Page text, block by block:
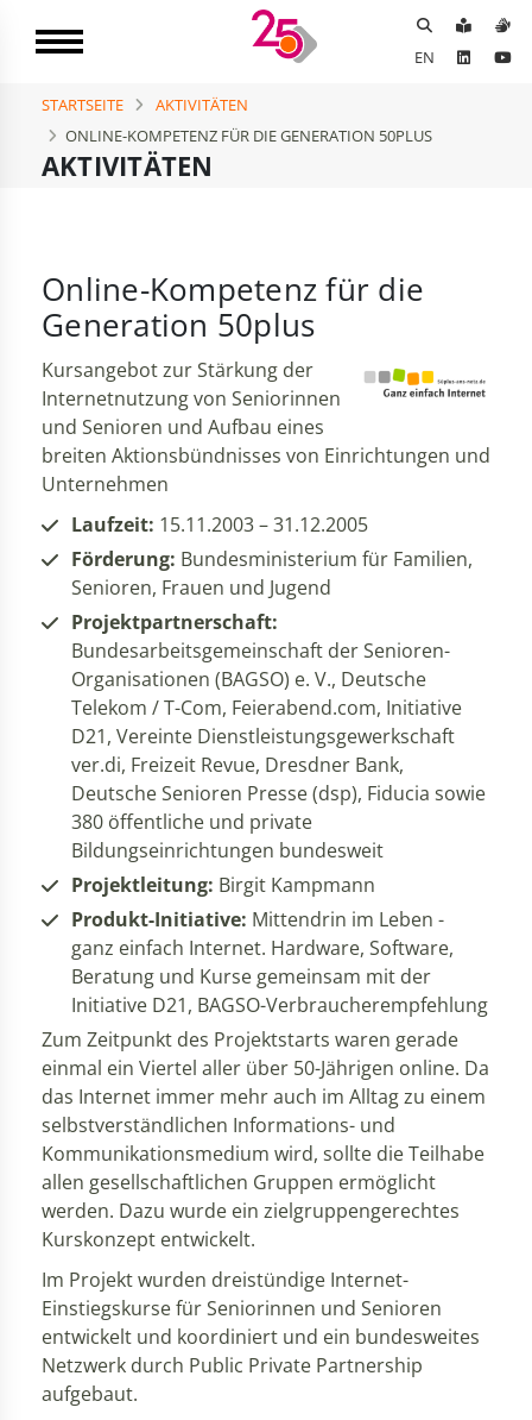
EN
AKTIVITÄTEN
STARTSEITE
AKTIVITÄTEN
ONLINE-KOMPETENZ FÜR DIE GENERATION 50PLUS
Online-Kompetenz für die
Generation 50plus
Kursangebot zur Stärkung der
Internetnutzung von Seniorinnen
und Senioren und Aufbau eines
breiten Aktionsbündnisses von Einrichtungen und
Unternehmen
Laufzeit: 15.11.2003 – 31.12.2005
Förderung: Bundesministerium für Familien,
Senioren, Frauen und Jugend
Projektpartnerschaft:
Bundesarbeitsgemeinschaft der Senioren-
Organisationen (BAGSO) e. V., Deutsche
Telekom / T-Com, Feierabend.com, Initiative
D21, Vereinte Dienstleistungsgewerkschaft
ver.di, Freizeit Revue, Dresdner Bank,
Deutsche Senioren Presse (dsp), Fiducia sowie
380 öffentliche und private
Bildungseinrichtungen bundesweit
Projektleitung: Birgit Kampmann
Produkt-Initiative: Mittendrin im Leben -
ganz einfach Internet. Hardware, Software,
Beratung und Kurse gemeinsam mit der
Initiative D21, BAGSO-Verbraucherempfehlung
Zum Zeitpunkt des Projektstarts waren gerade
einmal ein Viertel aller über 50-Jährigen online. Da
das Internet immer mehr auch im Alltag zu einem
selbstverständlichen Informations- und
Kommunikationsmedium wird, sollte die Teilhabe
allen gesellschaftlichen Gruppen ermöglicht
werden. Dazu wurde ein zielgruppengerechtes
Kurskonzept entwickelt.
Im Projekt wurden dreistündige Internet-
Einstiegskurse für Seniorinnen und Senioren
entwickelt und koordiniert und ein bundesweites
Netzwerk durch Public Private Partnership
aufgebaut.